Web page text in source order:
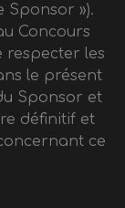
Sponsor »).
Concours
respecter les
le présent
Sponsor et
définitif et
ce